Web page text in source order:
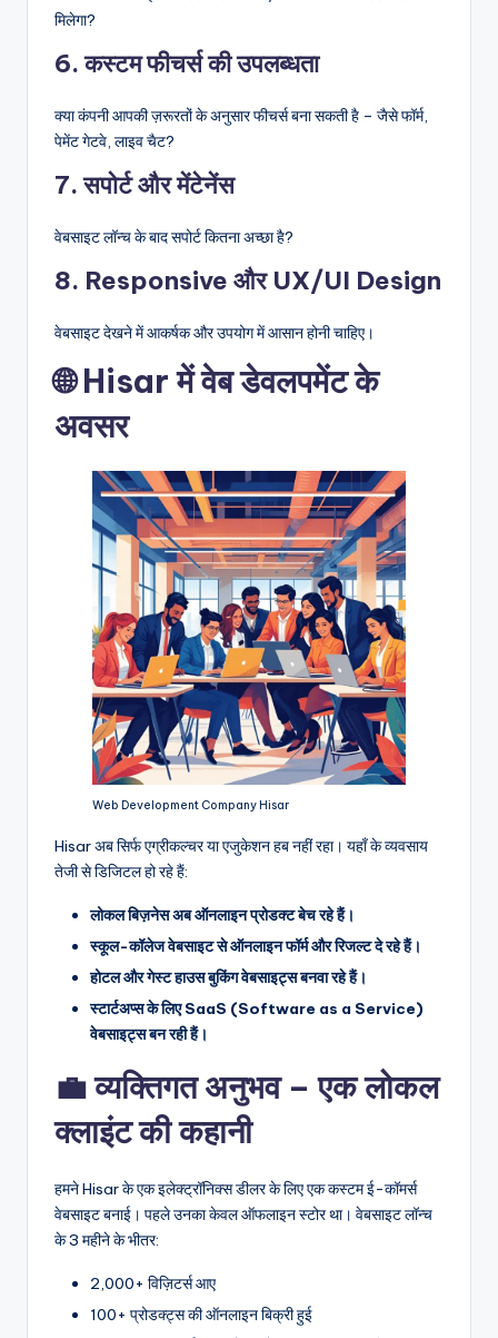
मिलेगा?
6. कस्टम फीचर्स की उपलब्धता
क्या कंपनी आपकी ज़रूरतों के अनुसार फीचर्स बना सकती है – जैसे फॉर्म,
पेमेंट गेटवे, लाइव चैट?
7. सपोर्ट और मेंटेनेंस
वेबसाइट लॉन्च के बाद सपोर्ट कितना अच्छा है?
8. Responsive और UX/UI Design
वेबसाइट देखने में आकर्षक और उपयोग में आसान होनी चाहिए।
🌐 Hisar में वेब डेवलपमेंट के
अवसर
Web Development Company Hisar
Hisar अब सिर्फ एग्रीकल्चर या एजुकेशन हब नहीं रहा। यहाँ के व्यवसाय
तेजी से डिजिटल हो रहे हैं:
लोकल बिज़नेस अब ऑनलाइन प्रोडक्ट बेच रहे हैं।
स्कूल-कॉलेज वेबसाइट से ऑनलाइन फॉर्म और रिजल्ट दे रहे हैं।
होटल और गेस्ट हाउस बुकिंग वेबसाइट्स बनवा रहे हैं।
स्टार्टअप्स के लिए SaaS (Software as a Service)
वेबसाइट्स बन रही हैं।
💼 व्यक्तिगत अनुभव – एक लोकल
क्लाइंट की कहानी
हमने Hisar के एक इलेक्ट्रॉनिक्स डीलर के लिए एक कस्टम ई-कॉमर्स
वेबसाइट बनाई। पहले उनका केवल ऑफलाइन स्टोर था। वेबसाइट लॉन्च
के 3 महीने के भीतर:
2,000+ विज़िटर्स आए
100+ प्रोडक्ट्स की ऑनलाइन बिक्री हुई